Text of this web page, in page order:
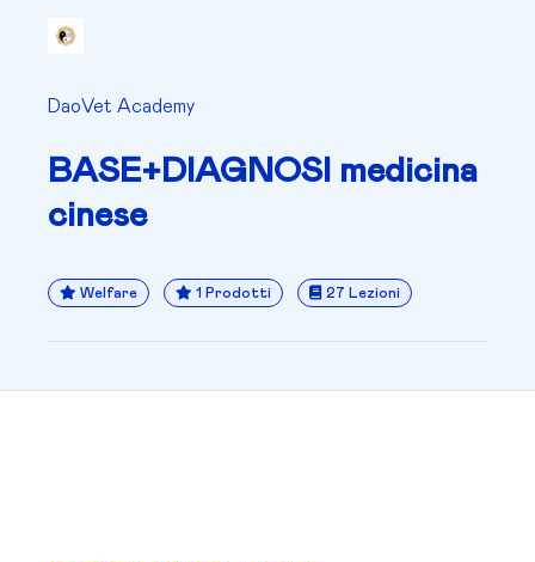
DaoVet Academy
BASE+DIAGNOSI medicina
cinese
Welfare 1 Prodotti 27 Lezioni